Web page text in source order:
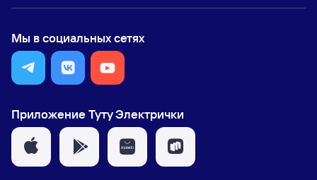
Мы в социальных сетях
Приложение Туту Электрички